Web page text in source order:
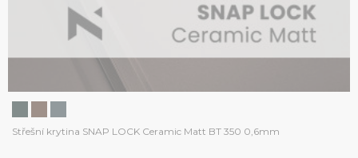
Střešní krytina SNAP LOCK Ceramic Matt BT 350 0,6mm